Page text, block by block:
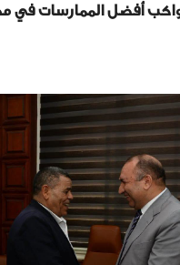
أفضل الممارسات في